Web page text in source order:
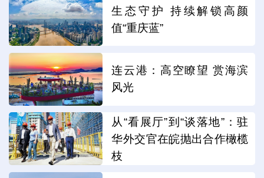
生态守护 持续解锁高颜
值“重庆蓝”
连云港：高空瞭望 赏海滨
风光
从“看展厅”到“谈落地”：驻
华外交官在皖抛出合作橄榄
枝